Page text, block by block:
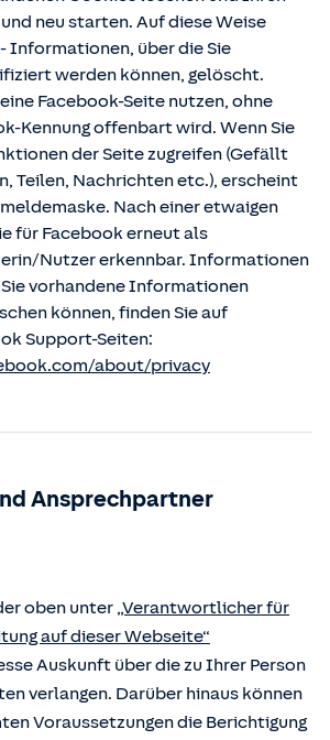
neu starten. Auf diese Weise
Informationen, über die Sie
werden können, gelöscht.
Facebook-Seite nutzen, ohne
Kennung offenbart wird. Wenn Sie
der Seite zugreifen (Gefällt
Teilen, Nachrichten etc.), erscheint
Nach einer etwaigen
für Facebook erneut als
Nutzer erkennbar. Informationen
Sie vorhandene Informationen
können, finden Sie auf
Support-Seiten:
about/privacy
Ansprechpartner
oben unter „Verantwortlicher für
auf dieser Webseite“
Auskunft über die zu Ihrer Person
verlangen. Darüber hinaus können
Voraussetzungen die Berichtigung